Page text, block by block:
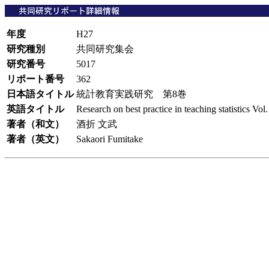
年度
H27
研究種別
共同研究集会
研究番号
5017
リポート番号
362
日本語タイトル 統計教育実践研究 第8巻
英語タイトル
Research on best practice in teaching statistics
著者（和文）
酒折 文武
著者（英文）
Sakaori Fumitake